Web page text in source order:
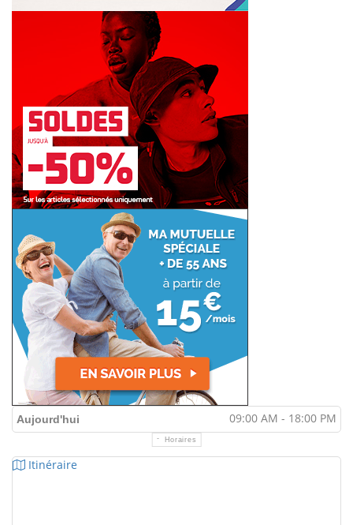
Aujourd'hui 09:00 AM - 18:00 PM
Horaires
Itinéraire